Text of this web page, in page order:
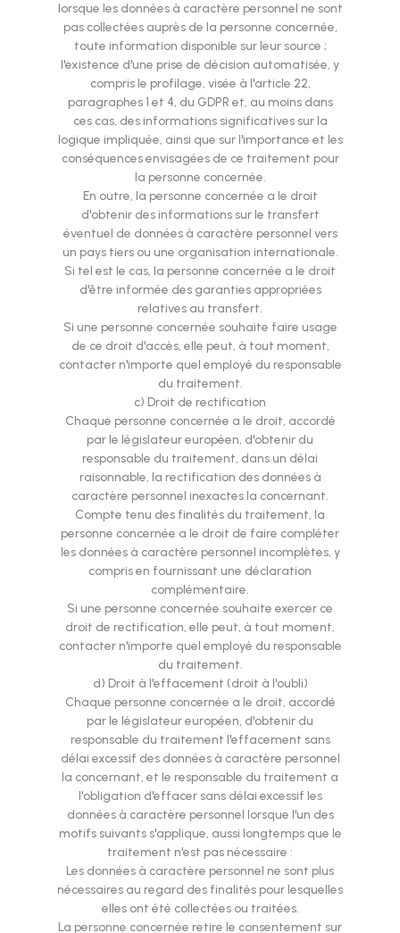
lorsque les données à caractère personnel ne sont
pas collectées auprès de la personne concernée,
toute information disponible sur leur source ;
l'existence d'une prise de décision automatisée, y
compris le profilage, visée à l'article 22,
paragraphes 1 et 4, du GDPR et, au moins dans
ces cas, des informations significatives sur la
logique impliquée, ainsi que sur l'importance et les
conséquences envisagées de ce traitement pour
la personne concernée.
En outre, la personne concernée a le droit
d'obtenir des informations sur le transfert
éventuel de données à caractère personnel vers
un pays tiers ou une organisation internationale.
Si tel est le cas, la personne concernée a le droit
d'être informée des garanties appropriées
relatives au transfert.
Si une personne concernée souhaite faire usage
de ce droit d'accès, elle peut, à tout moment,
contacter n'importe quel employé du responsable
du traitement.
c) Droit de rectification
Chaque personne concernée a le droit, accordé
par le législateur européen, d'obtenir du
responsable du traitement, dans un délai
raisonnable, la rectification des données à
caractère personnel inexactes la concernant.
Compte tenu des finalités du traitement, la
personne concernée a le droit de faire compléter
les données à caractère personnel incomplètes, y
compris en fournissant une déclaration
complémentaire.
Si une personne concernée souhaite exercer ce
droit de rectification, elle peut, à tout moment,
contacter n'importe quel employé du responsable
du traitement.
d) Droit à l'effacement (droit à l'oubli)
Chaque personne concernée a le droit, accordé
par le législateur européen, d'obtenir du
responsable du traitement l'effacement sans
délai excessif des données à caractère personnel
la concernant, et le responsable du traitement a
l'obligation d'effacer sans délai excessif les
données à caractère personnel lorsque l'un des
motifs suivants s'applique, aussi longtemps que le
traitement n'est pas nécessaire :
Les données à caractère personnel ne sont plus
nécessaires au regard des finalités pour lesquelles
elles ont été collectées ou traitées.
La personne concernée retire le consentement sur